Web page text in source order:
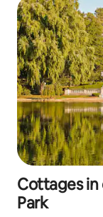
Cottages in
Park